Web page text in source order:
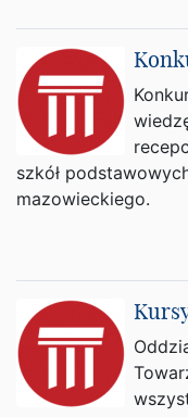
szkół
mazowieckiego.